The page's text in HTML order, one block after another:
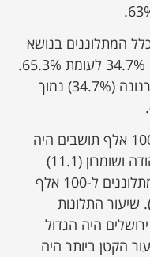
המתלוננים בנושא
הארנונה היה ‏קטן משיעור הגברים: 34.7% ‏לעומת 65.3%.
שיעור הנשים המתלוננות ‏בנושא ארנונה (34.7%) נמוך
המחוזות שבהם מספר התלונות ל-100 אלף תושבים היה
הגדול ביותר ‏הם ירושלים (15.1), יהודה ‏ושומרון (11.1)
וחיפה (10.7). המחוז שבו ‏מספר המתלוננים ל-100 אלף
הקטן ביותר הוא תל אביב ‏‏(7.1). ‏שיעור התלונות
היה הגדול
‏‏(46.7%), והשיעור הקטן ביותר היה